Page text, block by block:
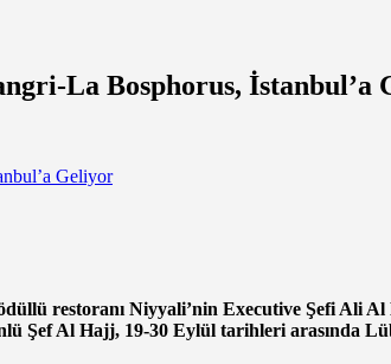
La Bosphorus, İstanbul’a
restoranı Niyyali’nin Executive Şefi Ali
Şef Al Hajj, 19-30 Eylül tarihleri arasında